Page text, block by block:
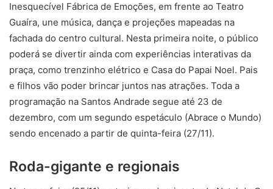
Inesquecível Fábrica de Emoções, em frente ao Teatro
Guaíra, une música, dança e projeções mapeadas na
fachada do centro cultural. Nesta primeira noite, o público
poderá se divertir ainda com experiências interativas da
praça, como trenzinho elétrico e Casa do Papai Noel. Pais
e filhos vão poder brincar juntos nas atrações. Toda a
programação na Santos Andrade segue até 23 de
dezembro, com um segundo espetáculo (Abrace o Mundo)
sendo encenado a partir de quinta-feira (27/11).
Roda-gigante e regionais